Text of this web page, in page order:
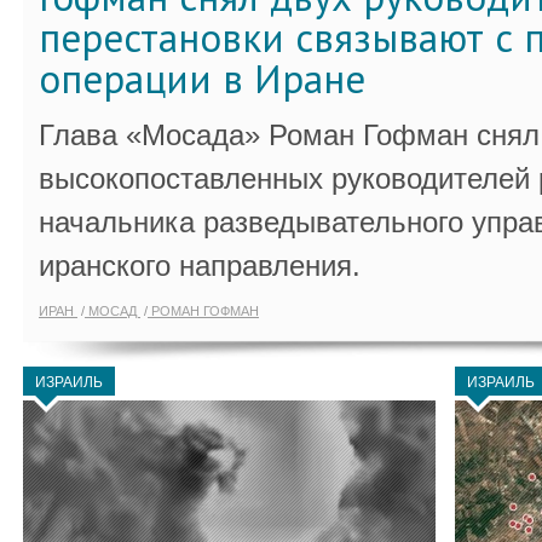
перестановки связывают с
операции в Иране
Глава «Мосада» Роман Гофман снял
высокопоставленных
начальника разведывательного
иранского направления.
ИРАН МОСАД РОМАН ГОФМАН
ИЗРАИЛЬ ИЗРАИЛЬ